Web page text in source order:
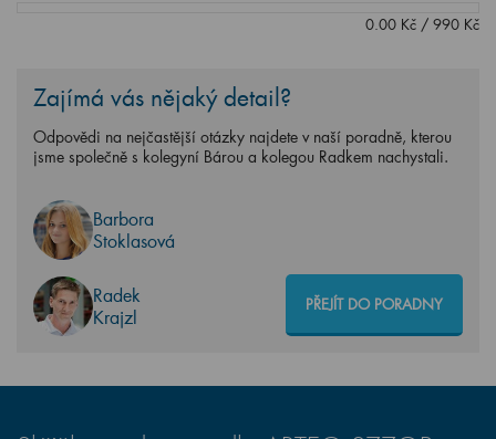
0.00 Kč / 990 Kč
Zajímá vás nějaký detail?
Odpovědi na nejčastější otázky najdete v naší poradně, kterou
jsme společně s kolegyní Bárou a kolegou Radkem nachystali.
Barbora
Stoklasová
Radek
Krajzl
PŘEJÍT DO PORADNY